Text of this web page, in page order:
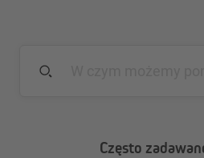
deszczem.Często